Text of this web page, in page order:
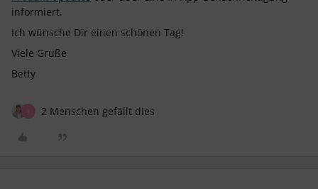
informiert.
Ich wünsche Dir einen schönen Tag!
Viele Grüße
Betty
2 Menschen gefällt dies